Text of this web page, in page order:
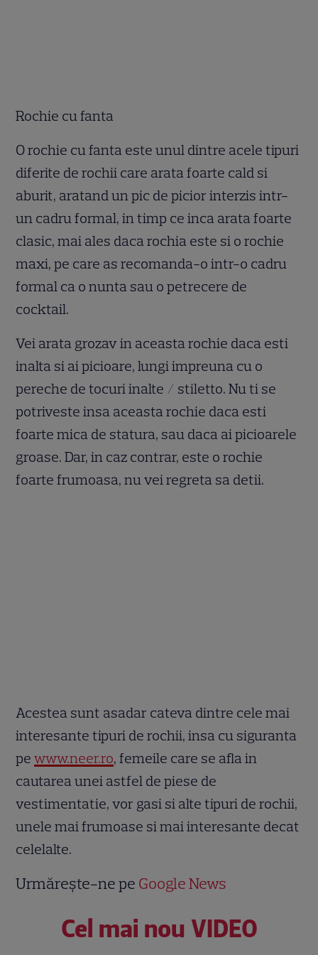
Rochie cu fanta
O rochie cu fanta este unul dintre acele tipuri
diferite de rochii care arata foarte cald si
aburit, aratand un pic de picior interzis intr-
un cadru formal, in timp ce inca arata foarte
clasic, mai ales daca rochia este si o rochie
maxi, pe care as recomanda-o intr-o cadru
formal ca o nunta sau o petrecere de
cocktail.
Vei arata grozav in aceasta rochie daca esti
inalta si ai picioare, lungi impreuna cu o
pereche de tocuri inalte / stiletto. Nu ti se
potriveste insa aceasta rochie daca esti
foarte mica de statura, sau daca ai picioarele
groase. Dar, in caz contrar, este o rochie
foarte frumoasa, nu vei regreta sa detii.
Acestea sunt asadar cateva dintre cele mai
interesante tipuri de rochii, insa cu siguranta
pewww.neer.ro, femeile care se afla in
cautarea unei astfel de piese de
vestimentatie, vor gasi si alte tipuri de rochii,
unele mai frumoase si mai interesante decat
celelalte.
Urmărește-ne pe Google News
Cel mai nou VIDEO